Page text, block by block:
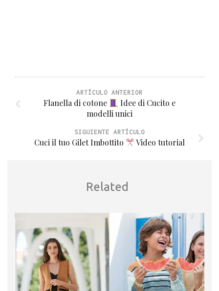
ARTÍCULO ANTERIOR
Flanella di cotone
Idee di Cucito e
modelli unici
SIGUIENTE ARTÍCULO
Cuci il tuo Gilet Imbottito Video tutorial
Related